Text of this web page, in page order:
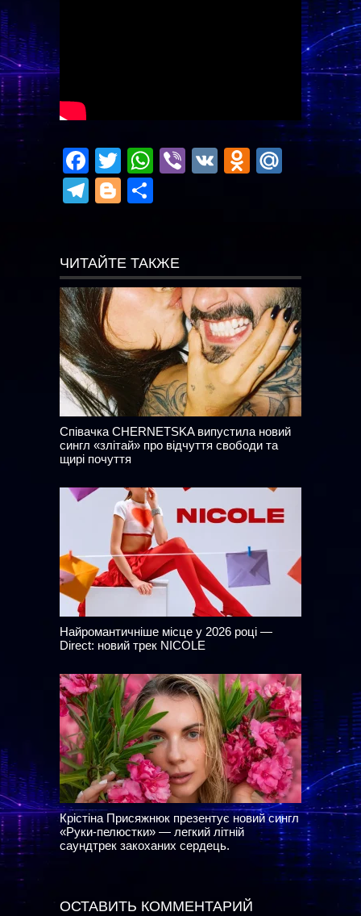
Facebook
TwitterWhatsApp
Viber
VK
Telegram
Blogger
ЧИТАЙТЕ ТАКЖЕ
Співачка CHERNETSKA випустила новий
сингл «злітай» про відчуття свободи та
щирі почуття
Найромантичніше місце у 2026 році —
Direct: новий трек NICOLE
Крістіна Присяжнюк презентує новий сингл
«Руки-пелюстки» — легкий літній
саундтрек закоханих сердець.
ОСТАВИТЬ КОММЕНТАРИЙ